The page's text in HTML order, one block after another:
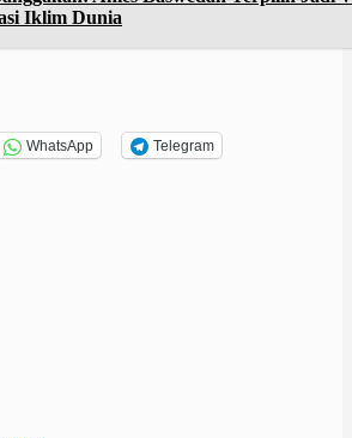
Iklim Dunia
WhatsApp Telegram